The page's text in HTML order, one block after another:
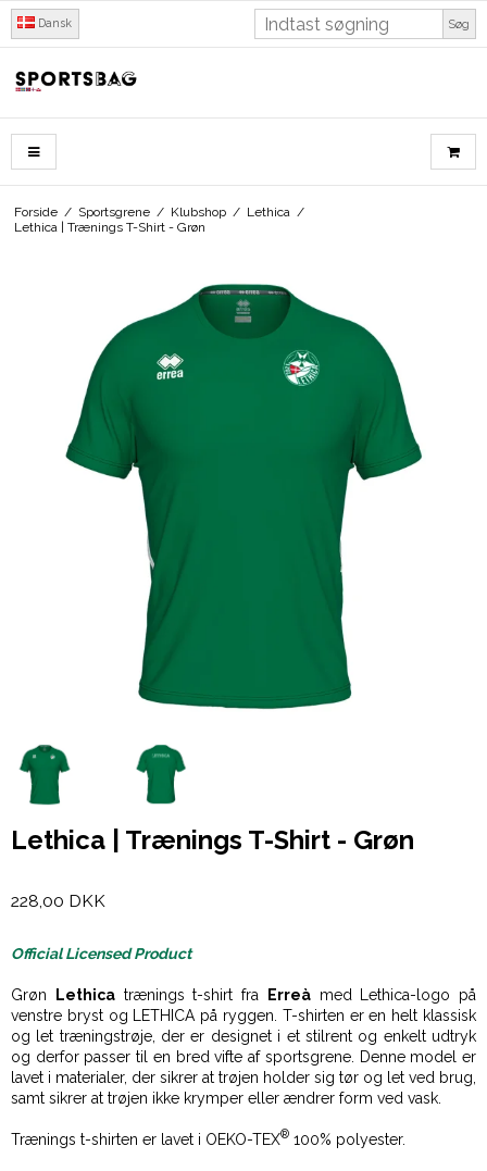
Dansk Søg
Forside / Sportsgrene / Klubshop / Lethica /
Lethica | Trænings T-Shirt - Grøn
Lethica | Trænings T-Shirt - Grøn
228,00 DKK
Official Licensed Product
Grøn Lethicatrænings t-shirt fra Erreàmed Lethica-logo på
venstre bryst og LETHICA på ryggen. T-shirten er en helt klassisk
og let træningstrøje, der er designet i et stilrent og enkelt udtryk
og derfor passer til en bred vifte af sportsgrene. Denne model er
lavet i materialer, der sikrer at trøjen holder sig tør og let ved brug,
samt sikrer at trøjen ikke krymper eller ændrer form ved vask.
Trænings t-shirten er lavet i OEKO-TEX® 100% polyester.